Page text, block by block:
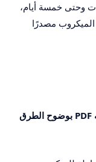
وحتى خمسة أيام،
مصدرًا
يتناول مرض الكوليرا أعراضه واسبابه وعلاجه PDF بوضوح الطرق